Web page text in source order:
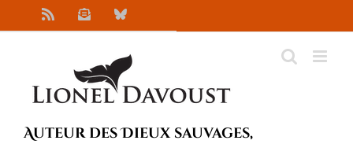
au
NewsletterBluesky
Auteur des Dieux sauvages,